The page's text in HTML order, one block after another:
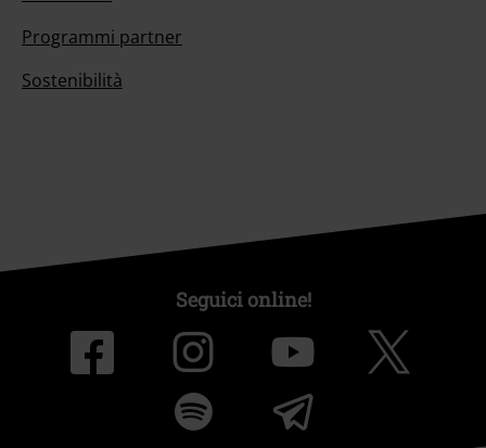
Programmi partner
Sostenibilità
Seguici online!